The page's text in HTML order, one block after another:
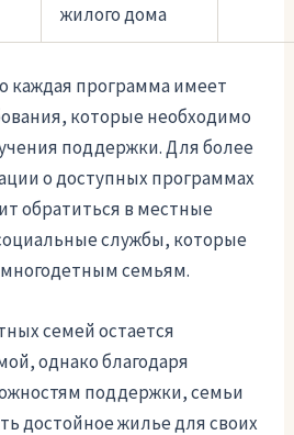
жилого дома
каждая программа имеет
которые необходимо
поддержки. Для более
о доступных программах
обратиться в местные
службы, которые
семьям.
семей остается
однако благодаря
поддержки, семьи
достойное жилье для своих